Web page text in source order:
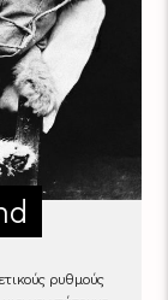
ρυθμούς